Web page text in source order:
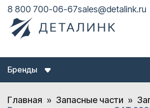
8 800 700-06-67sales@detalink.ru
Бренды
Главная Запасные части